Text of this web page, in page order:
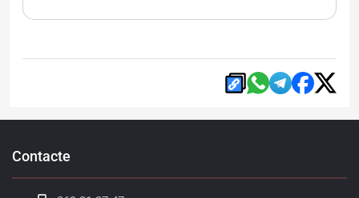
Contacte